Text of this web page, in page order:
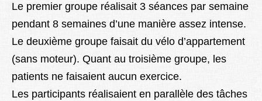
Le premier groupe réalisait 3 séances par semaine
pendant 8 semaines d’une manière assez intense.
Le deuxième groupe faisait du vélo d’appartement
(sans moteur). Quant au troisième groupe, les
patients ne faisaient aucun exercice.
Les participants réalisaient en parallèle des tâches